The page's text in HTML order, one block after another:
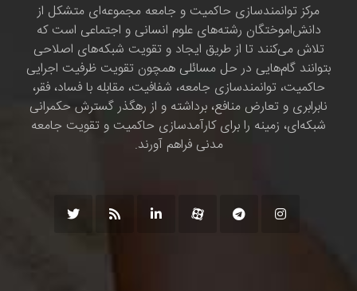
مرکز توانمندسازی حاکمیت و جامعه مجموعه‌ای متشکل از
دانش‌اموختگان رشته‌های علوم انسانی و اجتماعی است که
تلاش می‌کنند تا از طریق ایجاد و تقویت شبکه‌های اصلاحی
بتوانند گام‌هایی در حل مسائلی همچون تقویت ظرفیت اجرایی
حاکمیت، توانمندسازی جامعه، شفافیت، مقابله با فساد، فقر،
نابرابری و تعارض منافع، برداشته و از رهگذر گسترش حکمرانی
شبکه‌ای، زمینه را برای کارآمدسازی حاکمیت و تقویت جامعه
مدنی فراهم آورند.